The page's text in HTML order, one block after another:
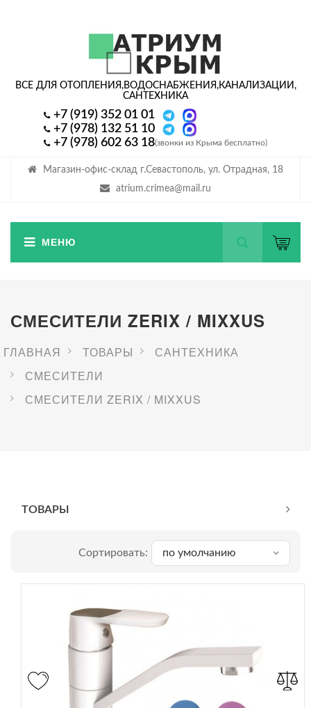
Магазин-офис-склад г.Севастополь, ул. Отрадная, 18
atrium.crimea@mail.ru
ВСЕ ДЛЯ ОТОПЛЕНИЯ,ВОДОСНАБЖЕНИЯ,КАНАЛИЗАЦИИ,
САНТЕХНИКА
+7 (919) 352 01 01
+7 (978) 132 51 10
+7 (978) 602 63 18(звонки из Крыма бесплатно)
СМЕСИТЕЛИ ZERIX / MIXXUS
ГЛАВНАЯ ТОВАРЫ
САНТЕХНИКА
СМЕСИТЕЛИ
СМЕСИТЕЛИ ZERIX / MIXXUS
ТОВАРЫ
Сортировать: по умолчанию